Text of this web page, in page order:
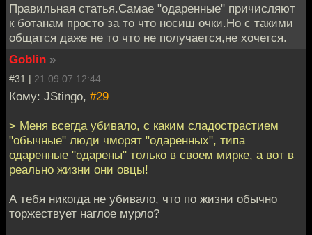
Правильная статья.Самае "одаренные" причисляют
к ботанам просто за то что носиш очки.Но с такими
общатся даже не то что не получается,не хочется.
Goblin »
#31 | 21.09.07 12:44
Кому: JStingo, #29
> Меня всегда убивало, с каким сладострастием
"обычные" люди чморят "одаренных", типа
одаренные "одарены" только в своем мирке, а вот в
реально жизни они овцы!
А тебя никогда не убивало, что по жизни обычно
торжествует наглое мурло?